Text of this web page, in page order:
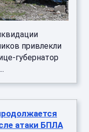
привлекли
губернатор
атаки БПЛА